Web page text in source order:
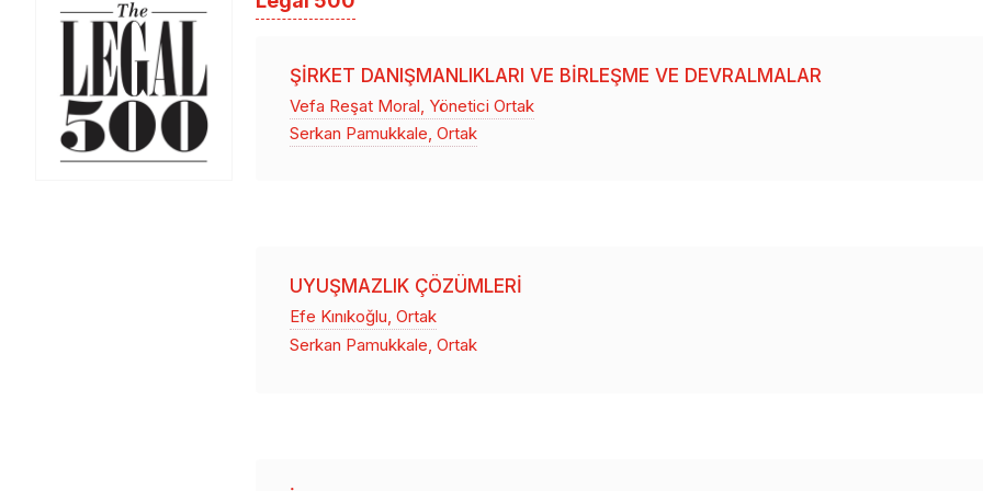
ŞIRKET DANIŞMANLIKLARI VE BIRLEŞME VE DEVRALMALAR
Vefa Reşat Moral, Yönetici Ortak
Serkan Pamukkale, Ortak
UYUŞMAZLIK ÇÖZÜMLERI
Efe Kınıkoğlu, Ortak
Serkan Pamukkale, Ortak